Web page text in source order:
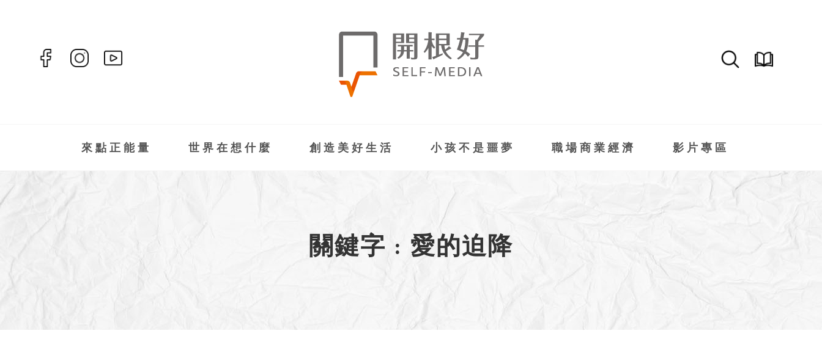
來點正能量 世界在想什麼 創造美好生活 小孩不是噩夢 職場商業經濟 影片專區
關鍵字 : 愛的迫降